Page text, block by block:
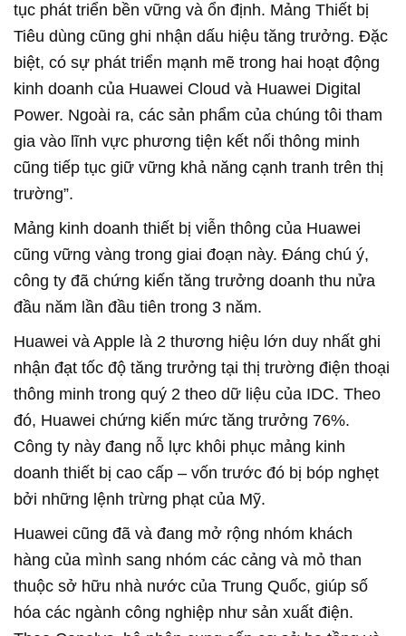
tục phát triển bền vững và ổn định. Mảng Thiết bị
Tiêu dùng cũng ghi nhận dấu hiệu tăng trưởng. Đặc
biệt, có sự phát triển mạnh mẽ trong hai hoạt động
kinh doanh của Huawei Cloud và Huawei Digital
Power. Ngoài ra, các sản phẩm của chúng tôi tham
gia vào lĩnh vực phương tiện kết nối thông minh
cũng tiếp tục giữ vững khả năng cạnh tranh trên thị
trường”.
Mảng kinh doanh thiết bị viễn thông của Huawei
cũng vững vàng trong giai đoạn này. Đáng chú ý,
công ty đã chứng kiến tăng trưởng doanh thu nửa
đầu năm lần đầu tiên trong 3 năm.
Huawei và Apple là 2 thương hiệu lớn duy nhất ghi
nhận đạt tốc độ tăng trưởng tại thị trường điện thoại
thông minh trong quý 2 theo dữ liệu của IDC. Theo
đó, Huawei chứng kiến mức tăng trưởng 76%.
Công ty này đang nỗ lực khôi phục mảng kinh
doanh thiết bị cao cấp – vốn trước đó bị bóp nghẹt
bởi những lệnh trừng phạt của Mỹ.
Huawei cũng đã và đang mở rộng nhóm khách
hàng của mình sang nhóm các cảng và mỏ than
thuộc sở hữu nhà nước của Trung Quốc, giúp số
hóa các ngành công nghiệp như sản xuất điện.